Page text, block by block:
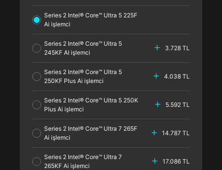
Series 2 Intel® Core™ Ultra 5 225F
Ai işlemci
Series 2 Intel® Core™ Ultra 5
245KF AI işlemci
3.728 TL
Series 2 Intel® Core™ Ultra 5
250KF Plus Ai işlemci
4.038 TL
Series 2 Intel® Core™ Ultra 5 250K
Plus Ai işlemci
5.592 TL
Series 2 Intel® Core™ Ultra 7 265F
Ai işlemci
14.787 TL
Series 2 Intel® Core™ Ultra 7
265KF Ai işlemci
17.086 TL